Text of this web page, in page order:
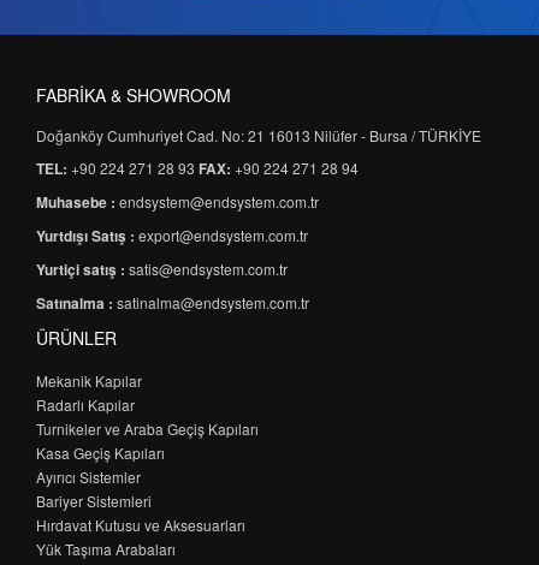
FABRİKA & SHOWROOM
Doğanköy Cumhuriyet Cad. No: 21 16013 Nilüfer - Bursa / TÜRKİYE
TEL: +90 224 271 28 93 FAX: +90 224 271 28 94
Muhasebe : endsystem@endsystem.com.tr
Yurtdışı Satış : export@endsystem.com.tr
Yurtiçi satış : satis@endsystem.com.tr
Satınalma : satinalma@endsystem.com.tr
ÜRÜNLER
Mekanik Kapılar
Radarlı Kapılar
Turnikeler ve Araba Geçiş Kapıları
Kasa Geçiş Kapıları
Ayırıcı Sistemler
Bariyer Sistemleri
Hırdavat Kutusu ve Aksesuarları
Yük Taşıma Arabaları